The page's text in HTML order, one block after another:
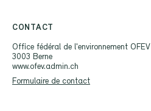
CONTACT
Office fédéral de l'environnement OFEV
3003 Berne
www.ofev.admin.ch
Formulaire de contact